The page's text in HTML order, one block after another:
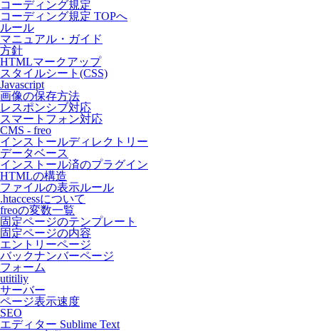
コーディング規定
コーディング規定 TOPへ
ルール
マニュアル・ガイド
方針
HTMLマークアップ
スタイルシート(CSS)
Javascript
画像の保存方法
レスポンシブ対応
スマートフォン対応
CMS - freo
インストールディレクトリー
データベース
インストール済のプラグイン
HTMLの構造
ファイルの表示ルール
.htaccessについて
freoの変数一覧
固定ページのテンプレート
固定ページの内容
エントリーページ
バックナンバーページ
フォーム
utitiliy
サーバー
ページ表示速度
SEO
エディター Sublime Text